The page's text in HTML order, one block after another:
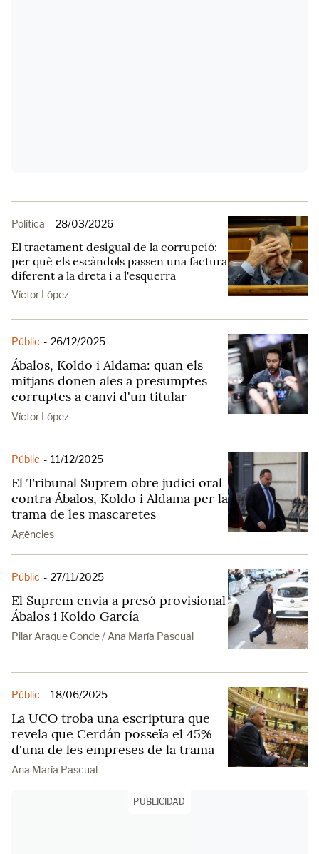
Política - 28/03/2026
El tractament desigual de la corrupció:
per què els escàndols passen una factura
diferent a la dreta i a l'esquerra
Víctor López
Públic - 26/12/2025
Ábalos, Koldo i Aldama: quan els
mitjans donen ales a presumptes
corruptes a canvi d'un titular
Víctor López
Públic - 11/12/2025
El Tribunal Suprem obre judici oral
contra Ábalos, Koldo i Aldama per la
trama de les mascaretes
Agències
Públic - 27/11/2025
El Suprem envia a presó provisional
Ábalos i Koldo García
Pilar Araque Conde / Ana María Pascual
Públic - 18/06/2025
La UCO troba una escriptura que
revela que Cerdán posseïa el 45%
d'una de les empreses de la trama
Ana María Pascual
PUBLICIDAD